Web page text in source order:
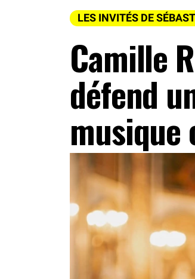
LES INVITÉS DE
Camille
défend
musique